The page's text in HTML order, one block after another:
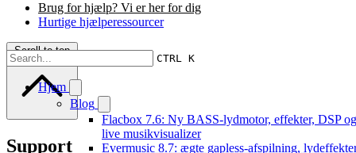
CTRL K
Hjem
Blog
Flacbox 7.6: Ny BASS-lydmotor, effekter, DSP
live musikvisualizer
Evermusic 8.7: ægte gapless-afspilning,
Brug for hjælp? Vi er her for dig
Hurtige hjælperessourcer
Scroll to top
Support